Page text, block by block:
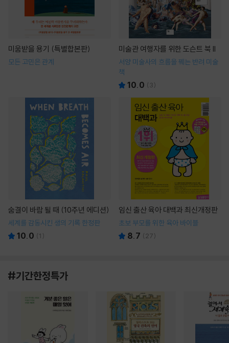
미움받을 용기 (특별합본판)
모든 고민은 관계
미술관 여행자를 위한 도슨트 북 II
서양 미술사의 흐름을 꿰는 반려 미술
책
10.0 ( 3)
숨결이 바람 될 때 (10주년 에디션)
세계를 감동시킨 생의 기록 한정판
10.0 (1 )
임신 출산 육아 대백과 최신개정판
초보 부모를 위한 육아 바이블
8.7 ( 27)
#기간한정특가